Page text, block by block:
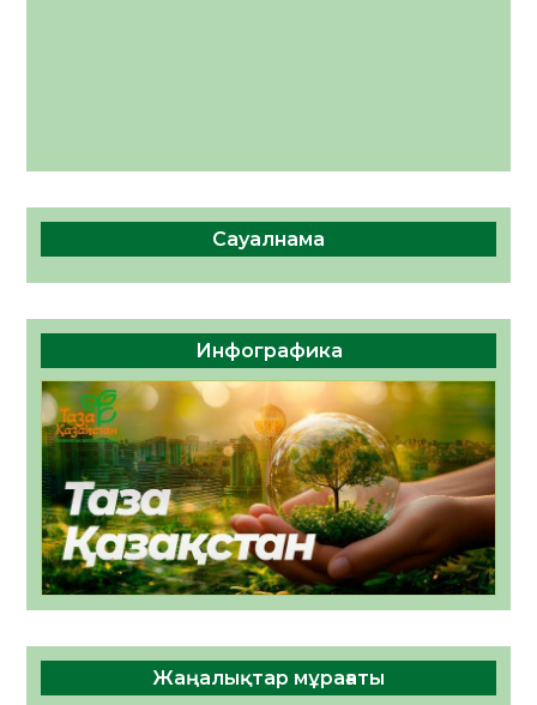
Сауалнама
Инфографика
Жаңалықтар мұрағаты